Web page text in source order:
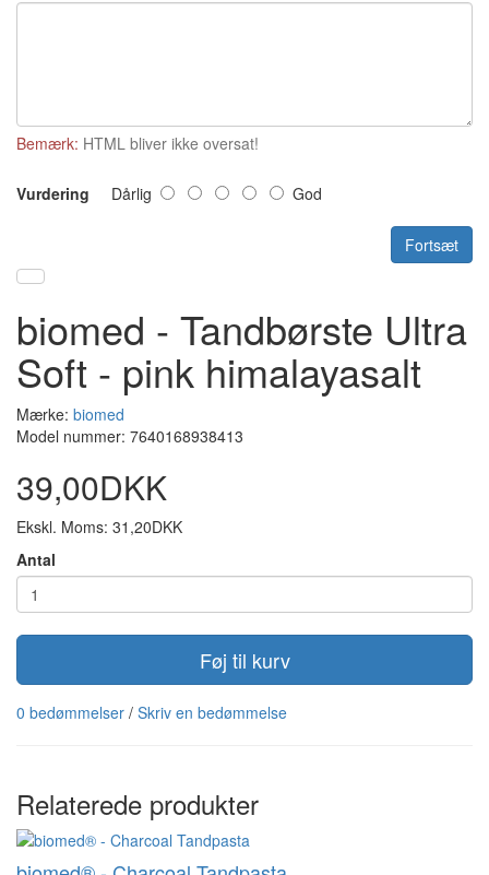
Bemærk: HTML bliver ikke oversat!
Vurdering Dårlig God
Fortsæt
biomed - Tandbørste Ultra
Soft - pink himalayasalt
Mærke: biomed
Model nummer: 7640168938413
39,00DKK
Ekskl. Moms: 31,20DKK
Antal
Føj til kurv
0 bedømmelser / Skriv en bedømmelse
Relaterede produkter